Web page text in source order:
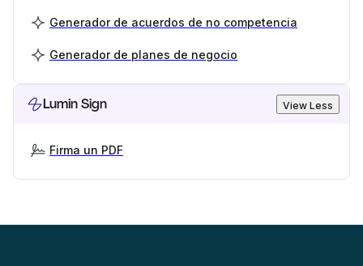
Generador de acuerdos de no competencia
Generador de planes de negocio
Lumin Sign View Less
Firma un PDF